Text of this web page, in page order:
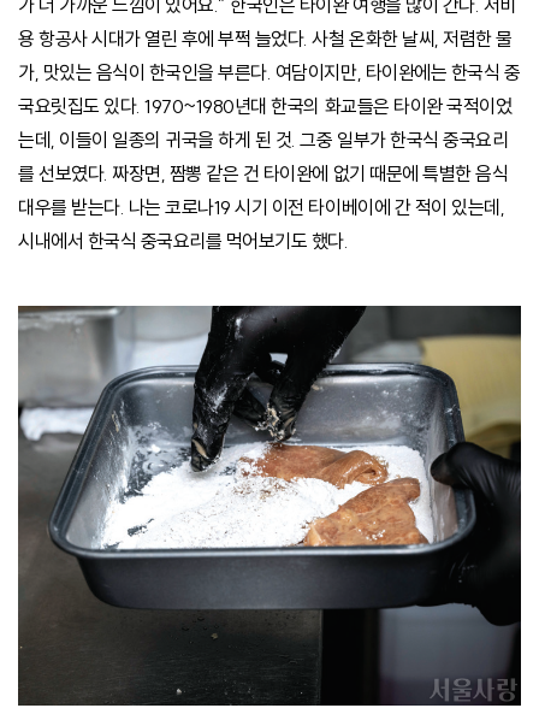
가 더 가까운 느낌이 있어요.” 한국인은 타이완 여행을 많이 간다. 저비
용 항공사 시대가 열린 후에 부쩍 늘었다. 사철 온화한 날씨, 저렴한 물
가, 맛있는 음식이 한국인을 부른다. 여담이지만, 타이완에는 한국식 중
국요릿집도 있다. 1970~1980년대 한국의 화교들은 타이완 국적이었
는데, 이들이 일종의 귀국을 하게 된 것. 그중 일부가 한국식 중국요리
를 선보였다. 짜장면, 짬뽕 같은 건 타이완에 없기 때문에 특별한 음식
대우를 받는다. 나는 코로나19 시기 이전 타이베이에 간 적이 있는데,
시내에서 한국식 중국요리를 먹어보기도 했다.